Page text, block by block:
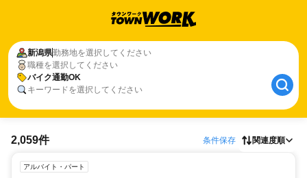
新潟県勤務地を選択してください
職種を選択してください
バイク通勤OK
キーワードを選択してください
2,059件 条件保存 関連度順
アルバイト・パート